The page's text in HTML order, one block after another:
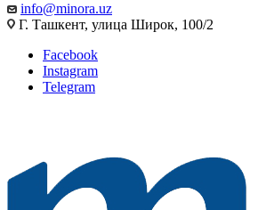
info@minora.uz
Г. Ташкент, улица Широк, 100/2
Facebook
Instagram
Telegram